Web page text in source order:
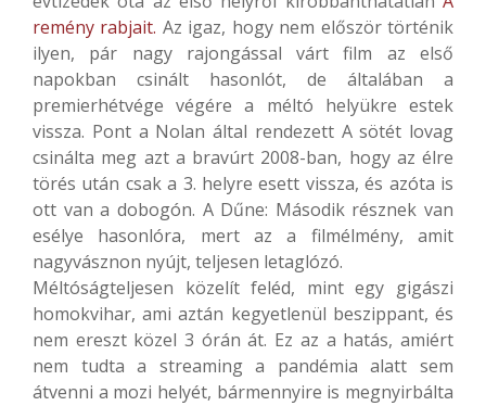
remény rabjait. Az igaz, hogy nem először történik
ilyen, pár nagy rajongással várt film az első
napokban csinált hasonlót, de általában a
premierhétvége végére a méltó helyükre estek
vissza. Pont a Nolan által rendezett A sötét lovag
csinálta meg azt a bravúrt 2008-ban, hogy az élre
törés után csak a 3. helyre esett vissza, és azóta is
ott van a dobogón. A Dűne: Második résznek van
esélye hasonlóra, mert az a filmélmény, amit
nagyvásznon nyújt, teljesen letaglózó.
Méltóságteljesen közelít feléd, mint egy gigászi
homokvihar, ami aztán kegyetlenül beszippant, és
nem ereszt közel 3 órán át. Ez az a hatás, amiért
nem tudta a streaming a pandémia alatt sem
átvenni a mozi helyét, bármennyire is megnyirbálta